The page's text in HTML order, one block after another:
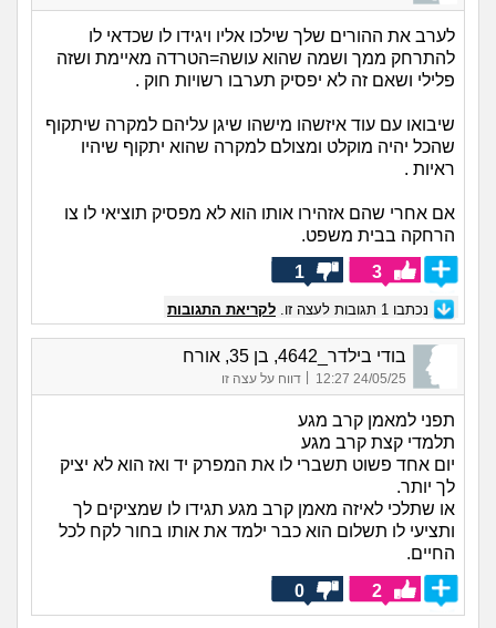
לערב את ההורים שלך שילכו אליו ויגידו לו שכדאי לו
להתרחק ממך ושמה שהוא עושה=הטרדה מאיימת ושזה
פלילי ושאם זה לא יפסיק תערבו רשויות חוק .
שיבואו עם עוד איזשהו מישהו שיגן עליהם למקרה שיתקוף
שהכל יהיה מוקלט ומצולם למקרה שהוא יתקוף שיהיו
ראיות .
אם אחרי שהם אזהירו אותו הוא לא מפסיק תוציאי לו צו
הרחקה בבית משפט.
3
1
נכתבו 1 תגובות לעצה זו. לקריאת התגובות
בודי בילדר_4642, בן 35, אורח
24/05/25 12:27 דווח על עצה זו
תפני למאמן קרב מגע
תלמדי קצת קרב מגע
יום אחד פשוט תשברי לו את המפרק יד ואז הוא לא יציק
לך יותר.
או שתלכי לאיזה מאמן קרב מגע תגידו לו שמציקים לך
ותציעי לו תשלום הוא כבר ילמד את אותו בחור לקח לכל
החיים.
2
0